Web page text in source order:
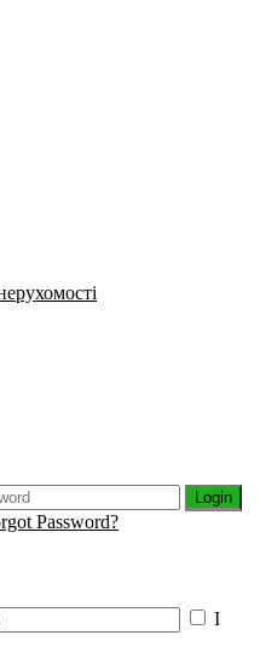
Login
Password?
I